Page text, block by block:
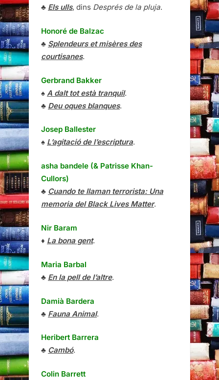
♣ Els ulls, dins Després de la pluja.
Honoré de Balzac
♣ Splendeurs et misères des
courtisanes.
Gerbrand Bakker
♠ A dalt tot està tranquil.
♣ Deu oques blanques.
Josep Ballester
♠ L’agitació de l’escriptura.
asha bandele (& Patrisse Khan-
Cullors)
♣ Cuando te llaman terrorista: Una
memoria del Black Lives Matter.
Nir Baram
♦ La bona gent.
Maria Barbal
♣ En la pell de l’altre.
Damià Bardera
♣ Fauna Animal.
Heribert Barrera
♣ Cambó.
Colin Barrett